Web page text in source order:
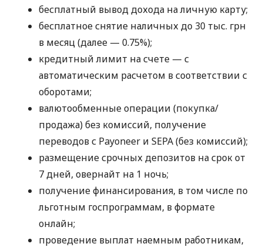
бесплатный вывод дохода на личную карту;
бесплатное снятие наличных до 30 тыс. грн
в месяц (далее — 0.75%);
кредитный лимит на счете — с
автоматическим расчетом в соответствии с
оборотами;
валютообменные операции (покупка/
продажа) без комиссий, получение
переводов с Payoneer и SEPA (без комиссий);
размещение срочных депозитов на срок от
7 дней, овернайт на 1 ночь;
получение финансирования, в том числе по
льготным госпрограммам, в формате
онлайн;
проведение выплат наемным работникам,